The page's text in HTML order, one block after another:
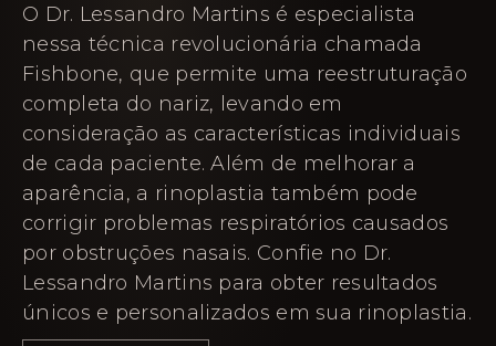
O Dr. Lessandro Martins é especialista
nessa técnica revolucionária chamada
Fishbone, que permite uma reestruturação
completa do nariz, levando em
consideração as características individuais
de cada paciente. Além de melhorar a
aparência, a rinoplastia também pode
corrigir problemas respiratórios causados
por obstruções nasais. Confie no Dr.
Lessandro Martins para obter resultados
únicos e personalizados em sua rinoplastia.